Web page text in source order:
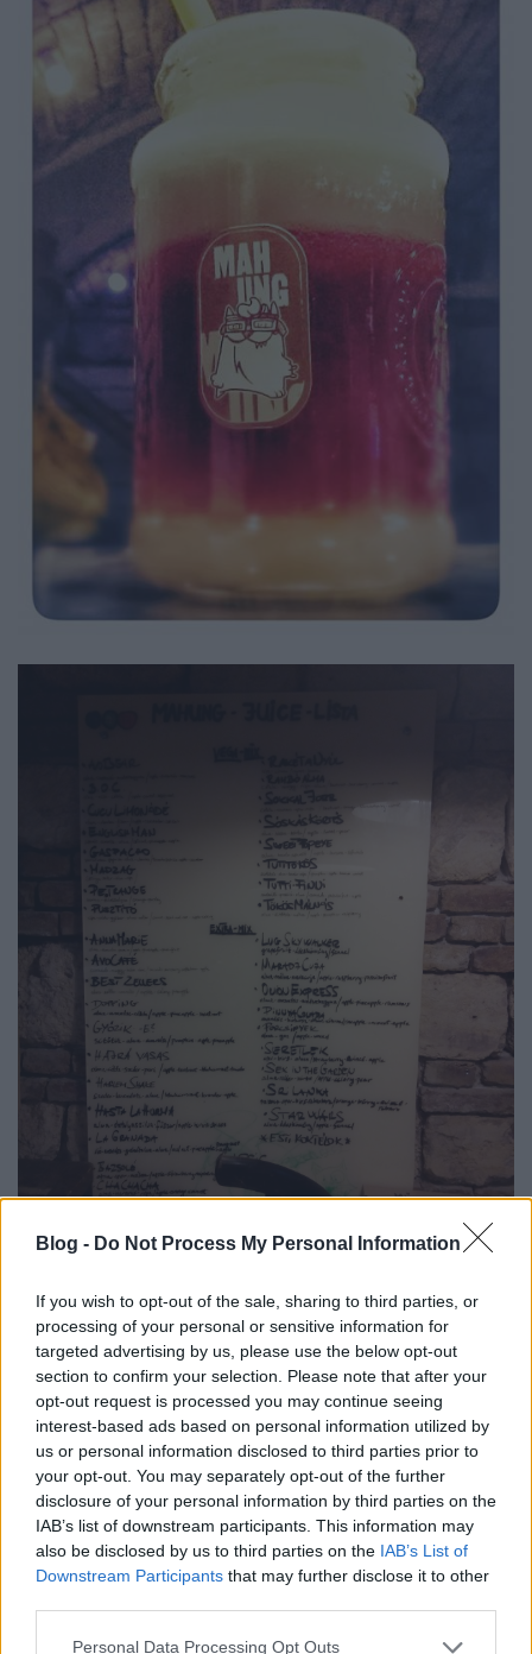
Blog - Do Not Process My Personal Information
If you wish to opt-out of the sale, sharing to third parties, or
processing of your personal or sensitive information for
targeted advertising by us, please use the below opt-out
section to confirm your selection. Please note that after your
opt-out request is processed you may continue seeing
interest-based ads based on personal information utilized by
us or personal information disclosed to third parties prior to
your opt-out. You may separately opt-out of the further
disclosure of your personal information by third parties on the
IAB’s list of downstream participants. This information may
also be disclosed by us to third parties on the IAB’s List of
Downstream Participants that may further disclose it to other
Please note that this website/app uses one or more Google
Personal Data Processing Opt Outs